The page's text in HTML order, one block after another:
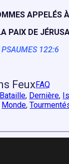
APPELÉS
PAIX DE
PSAUMES 122:6
FeuxFAQ
Bataille, Dernière,
Monde,